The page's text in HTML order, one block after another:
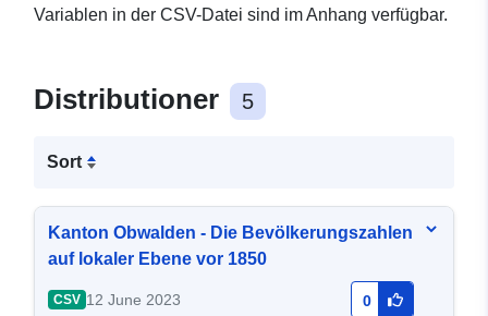
Variablen in der CSV-Datei sind im Anhang verfügbar.
Distributioner 5
Sort
Kanton Obwalden - Die Bevölkerungszahlen
auf lokaler Ebene vor 1850
CSV 12 June 2023 0